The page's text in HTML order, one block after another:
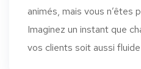
animés, mais vous n’êtes
Imaginez un instant que
vos clients soit aussi